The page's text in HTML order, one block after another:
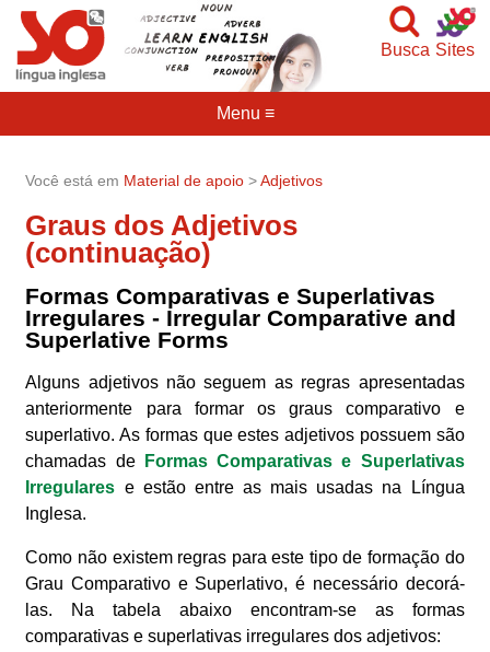
Sites
Busca
Você está em Material de apoio >Adjetivos
Graus dos Adjetivos
(continuação)
Formas Comparativas e Superlativas
Irregulares - Irregular Comparative and
Superlative Forms
Alguns adjetivos não seguem as regras apresentadas
anteriormente para formar os graus comparativo e
superlativo. As formas que estes adjetivos possuem são
chamadas de
Formas Comparativas e Superlativas
Irregulares e estão entre as mais usadas na Língua
Inglesa.
Como não existem regras para este tipo de formação do
Grau Comparativo e Superlativo, é necessário decorá-
las. Na tabela abaixo encontram-se as formas
comparativas e superlativas irregulares dos adjetivos: